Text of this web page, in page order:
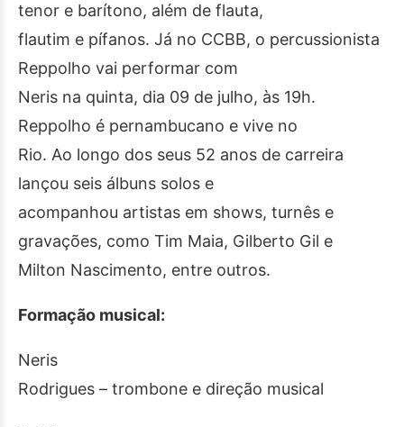
tenor e barítono, além de flauta,
flautim e pífanos. Já no CCBB, o percussionista
Reppolho vai performar com
Neris na quinta, dia 09 de julho, às 19h.
Reppolho é pernambucano e vive no
Rio. Ao longo dos seus 52 anos de carreira
lançou seis álbuns solos e
acompanhou artistas em shows, turnês e
gravações, como Tim Maia, Gilberto Gil e
Milton Nascimento, entre outros.
Formação musical:
Neris
Rodrigues – trombone e direção musical